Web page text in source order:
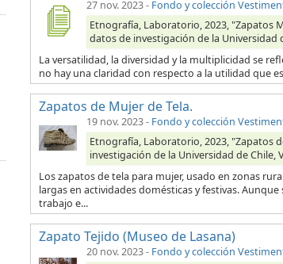
27 nov. 2023- Fondo y colección
Etnografía, Laboratorio, 2023, "Zapatos
datos de investigación de la Universidad
La versatilidad, la diversidad y la multiplicidad se
no hay una claridad con respecto a la utilidad que
Zapatos de Mujer de Tela.
19 nov. 2023- Fondo y colección
Etnografía, Laboratorio, 2023, "Zapatos
investigación de la Universidad de Chile,
Los zapatos de tela para mujer, usado en zonas
largas en actividades domésticas y festivas.
trabajo e...
Zapato Tejido (Museo de Lasana)
20 nov. 2023- Fondo y colección